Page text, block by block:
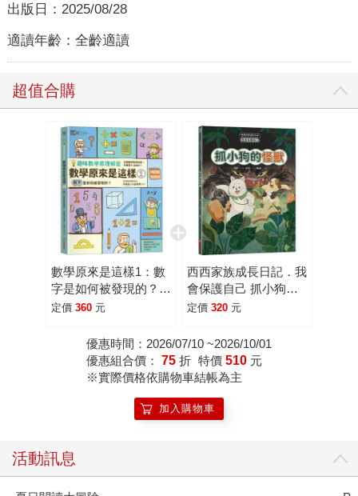
出版日： 2025/08/28
適讀年齡： 全齡適讀
超值合購
數學原來是這樣1：數
字是如何被發現的？
【趣味數學原理解密】
定價 360 元
西西家族成長日記．我
會保護自己 抓小狗的
怪獸
定價 320 元
優惠時間：2026/07/10 ~2026/10/01
優惠組合價： 75 折 特價 510 元
※實際價格依購物車結帳為主
加入購物車
活動訊息